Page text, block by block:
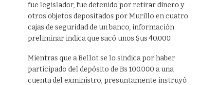
fue legislador, fue detenido por retirar dinero y
otros objetos depositados por Murillo en cuatro
cajas de seguridad de un banco, información
preliminar indica que sacó unos $us 40.000.
Mientras que a Bellot se lo sindica por haber
participado del depósito de Bs 100.000 a una
cuenta del exministro, presuntamente instruyó